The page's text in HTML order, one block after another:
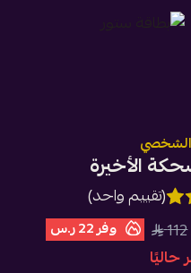
الأخيرة
(تقييم واحد)
112 وفر22 ر.س
حاليًا